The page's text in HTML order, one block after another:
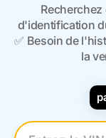
d'identification
✅ Besoin de
la